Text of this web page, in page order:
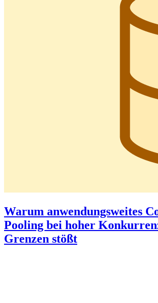
Warum anwendungsweites
Pooling bei hoher
Grenzen stößt